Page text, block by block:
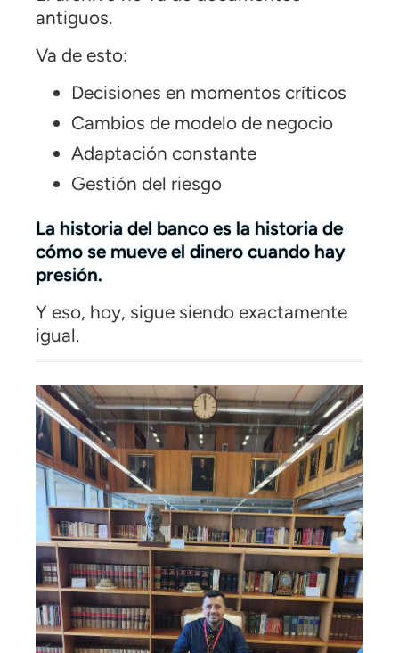
antiguos.
Va de esto:
Decisiones en momentos críticos
Cambios de modelo de negocio
Adaptación constante
Gestión del riesgo
La historia del banco es la historia de
cómo se mueve el dinero cuando hay
presión.
Y eso, hoy, sigue siendo exactamente
igual.